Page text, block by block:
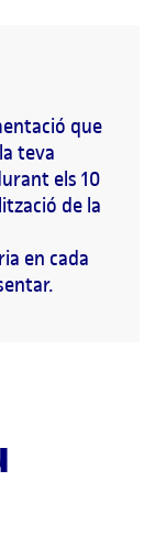
que
teva
els 10
de la
en cada